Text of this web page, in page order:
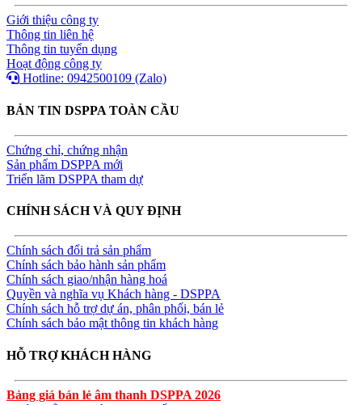
Giới thiệu công ty
Thông tin liên hệ
Thông tin tuyển dụng
Hoạt động công ty
Hotline: 0942500109 (Zalo)
BẢN TIN DSPPA TOÀN CẦU
Chứng chỉ, chứng nhận
Sản phẩm DSPPA mới
Triển lãm DSPPA tham dự
CHÍNH SÁCH VÀ QUY ĐỊNH
Chính sách đổi trả sản phẩm
Chính sách bảo hành sản phẩm
Chính sách giao/nhận hàng hoá
Quyền và nghĩa vụ Khách hàng - DSPPA
Chính sách hỗ trợ dự án, phân phối, bán lẻ
Chính sách bảo mật thông tin khách hàng
HỖ TRỢ KHÁCH HÀNG
Bảng giá bán lẻ âm thanh DSPPA 2026